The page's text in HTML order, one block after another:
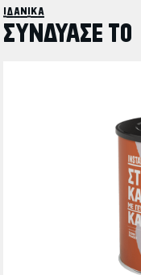
ιδανικά
ΣΥΝΔΥΑΣΕ ΤΟ